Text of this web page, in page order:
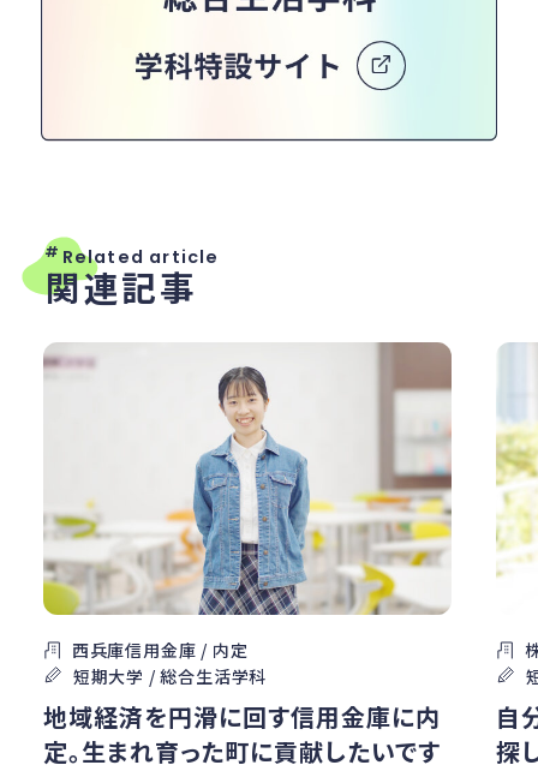
# Related article
関連記事
西兵庫信用金庫 / 内定
短期大学 / 総合生活学科
地域経済を円滑に回す信用金庫に内
定。生まれ育った町に貢献したいです
自
探